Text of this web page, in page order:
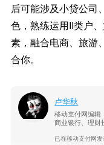
后可能涉及小贷公司
色，熟练运用II类户
素，融合电商、旅游
合你。
卢华秋
移动支付网编辑
商业银行、理财
已在移动支付网